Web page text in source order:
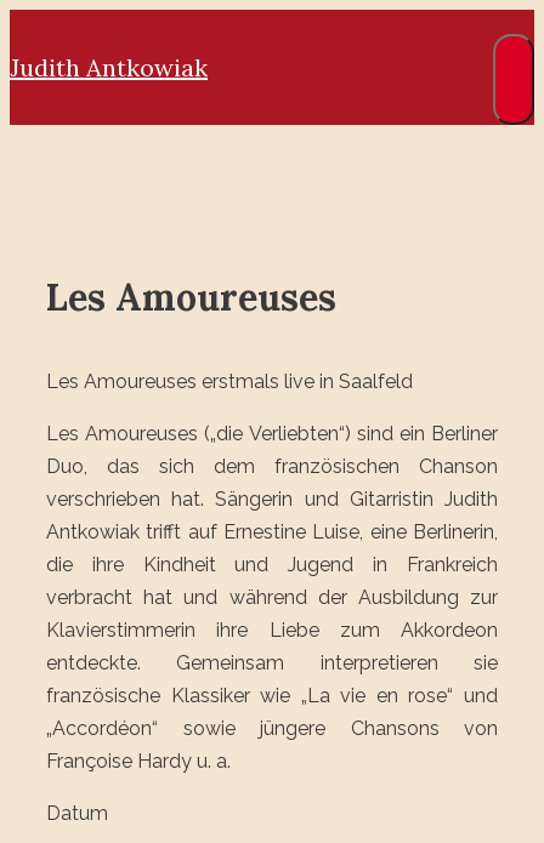
Inhalt
Judith Antkowiak
Les Amoureuses
Les Amoureuses erstmals live in Saalfeld
Les Amoureuses („die Verliebten“) sind ein Berliner
Duo, das sich dem französischen Chanson
verschrieben hat. Sängerin und Gitarristin Judith
Antkowiak trifft auf Ernestine Luise, eine Berlinerin,
die ihre Kindheit und Jugend in Frankreich
verbracht hat und während der Ausbildung zur
Klavierstimmerin ihre Liebe zum Akkordeon
entdeckte. Gemeinsam interpretieren sie
französische Klassiker wie „La vie en rose“ und
„Accordéon“ sowie jüngere Chansons von
Françoise Hardy u. a.
Datum